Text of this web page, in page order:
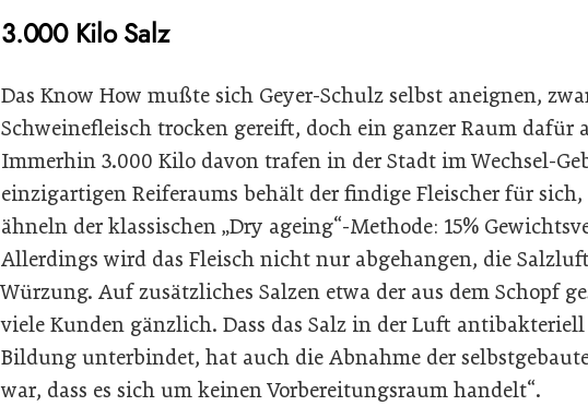
3.000 Kilo Salz
Das Know How mußte sich Geyer-Schulz selbst aneignen,
Schweinefleisch trocken gereift, doch ein ganzer Raum dafür
Immerhin 3.000 Kilo davon trafen in der Stadt im Wechsel-
einzigartigen Reiferaums behält der findige Fleischer für
ähneln der klassischen „Dry ageing“-Methode: 15%
Allerdings wird das Fleisch nicht nur abgehangen, die
Würzung. Auf zusätzliches Salzen etwa der aus dem Schopf
viele Kunden gänzlich. Dass das Salz in der Luft
Bildung unterbindet, hat auch die Abnahme der
war, dass es sich um keinen Vorbereitungsraum handelt“.